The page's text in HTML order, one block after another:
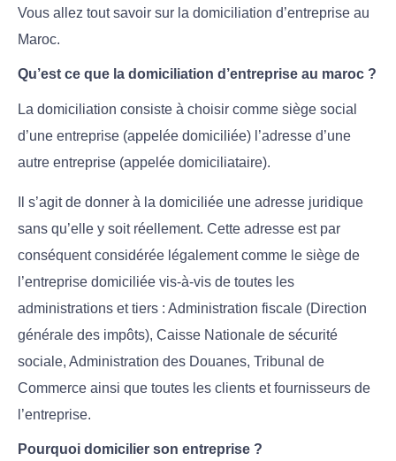
Vous allez tout savoir sur la domiciliation d’entreprise au
Maroc.
Qu’est ce que la domiciliation d’entreprise au maroc ?
La domiciliation consiste à choisir comme siège social
d’une entreprise (appelée domiciliée) l’adresse d’une
autre entreprise (appelée domiciliataire).
Il s’agit de donner à la domiciliée une adresse juridique
sans qu’elle y soit réellement. Cette adresse est par
conséquent considérée légalement comme le siège de
l’entreprise domiciliée vis-à-vis de toutes les
administrations et tiers : Administration fiscale (Direction
générale des impôts), Caisse Nationale de sécurité
sociale, Administration des Douanes, Tribunal de
Commerce ainsi que toutes les clients et fournisseurs de
l’entreprise.
Pourquoi domicilier son entreprise ?